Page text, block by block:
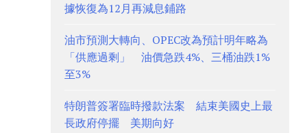
據恢復為12月再減息鋪路
油市預測大轉向、OPEC改為預計明年略為
「供應過剩」 油價急跌4%、三桶油跌1%
至3%
特朗普簽署臨時撥款法案 結束美國史上最
長政府停擺 美期向好